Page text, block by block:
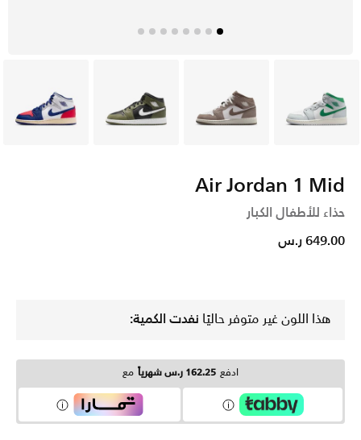
أبيض رمادي أخضر أبيض
Air Jordan 1 Mid
حذاء للأطفال الكبار
649.00 ر.س
هذا اللون غير متوفر حاليًا نفدت الكمية:
ادفع 162.25 ر.س شهرياً مع